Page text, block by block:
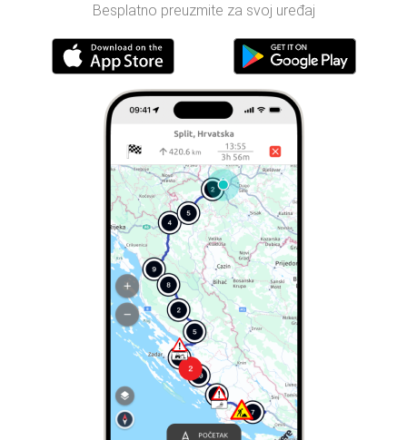
Besplatno preuzmite za svoj uređaj